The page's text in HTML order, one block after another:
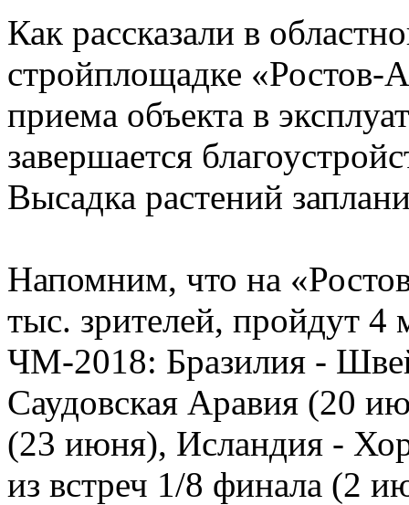
Как рассказали в
стройплощадке «Ростов-
приема объекта в
завершается
Высадка растений
Напомним, что на
тыс. зрителей, пройдут 4
ЧМ-2018: Бразилия -
Саудовская Аравия (20
(23 июня), Исландия -
из встреч 1/8 финала (2